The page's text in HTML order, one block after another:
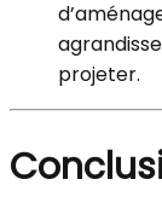
projeter.